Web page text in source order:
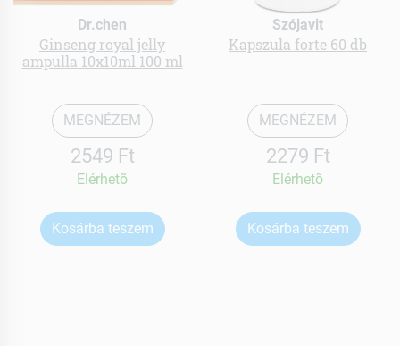
Dr.chen
Ginseng royal jelly
ampulla 10x10ml 100 ml
MEGNÉZEM
2549 Ft
Elérhetõ
Kosárba teszem
Szójavit
Kapszula forte 60 db
MEGNÉZEM
2279 Ft
Elérhetõ
Kosárba teszem